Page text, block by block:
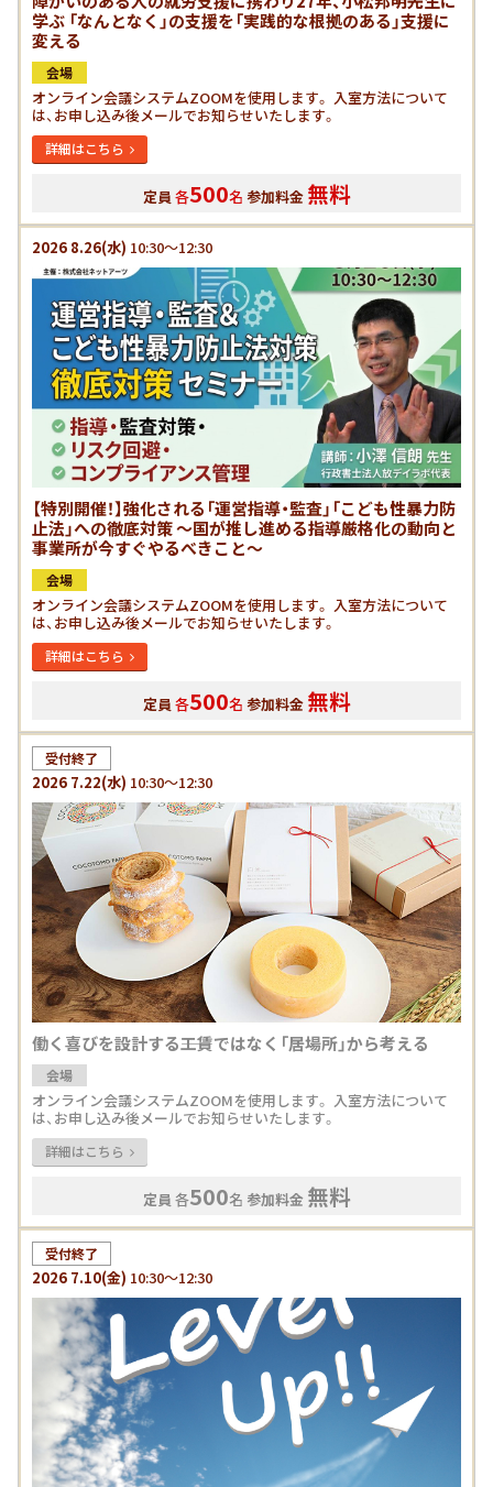
学ぶ 「なんとなく」の支援を「実践的な根拠のある」支援に
変える
会場
オンライン会議システムZOOMを使用します。 入室方法について
は、お申し込み後メールでお知らせいたします。
詳細はこちら
定員 各500名 参加料金 無料
2026 8.26(水) 10:30～12:30
【特別開催！】強化される「運営指導・監査」「こども性暴力防
止法」への徹底対策 ～国が推し進める指導厳格化の動向と
事業所が今すぐやるべきこと～
会場
オンライン会議システムZOOMを使用します。 入室方法について
は、お申し込み後メールでお知らせいたします。
詳細はこちら
定員 各500名 参加料金 無料
受付終了
2026 7.22(水) 10:30～12:30
働く喜びを設計する――工賃ではなく「居場所」から考える
会場
オンライン会議システムZOOMを使用します。 入室方法について
は、お申し込み後メールでお知らせいたします。
詳細はこちら
定員 各500名 参加料金 無料
受付終了
2026 7.10(金) 10:30～12:30